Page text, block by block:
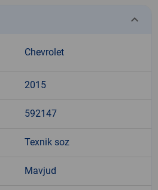
keyboard_arrow_down
Chevrolet
2015
592147
Texnik soz
Mavjud